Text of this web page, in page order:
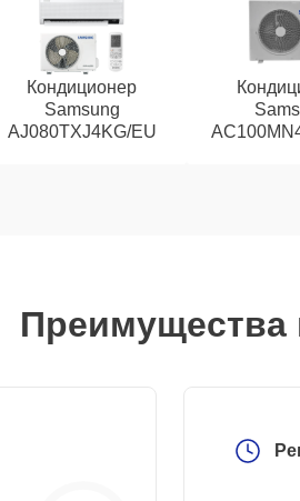
Кондиционер
Samsung
AJ080TXJ4KG/EU
Преимущества